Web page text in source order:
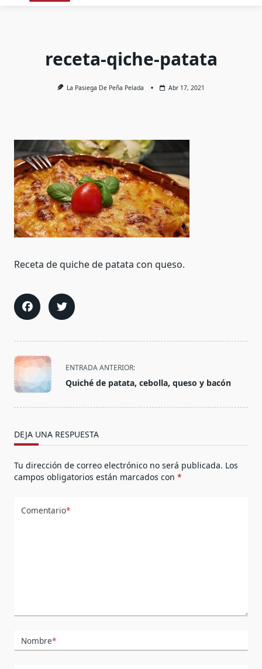
receta-qiche-patata
La Pasiega De Peña Pelada Abr 17, 2021
Receta de quiche de patata con queso.
<span
class="nav-
subtitle
screen-
text">Página</span>
ENTRADA ANTERIOR:
Quiché de patata, cebolla, queso y bacón
DEJA UNA RESPUESTA
Tu dirección de correo electrónico no será publicada. Los
campos obligatorios están marcados con *
Comentario*
Nombre*